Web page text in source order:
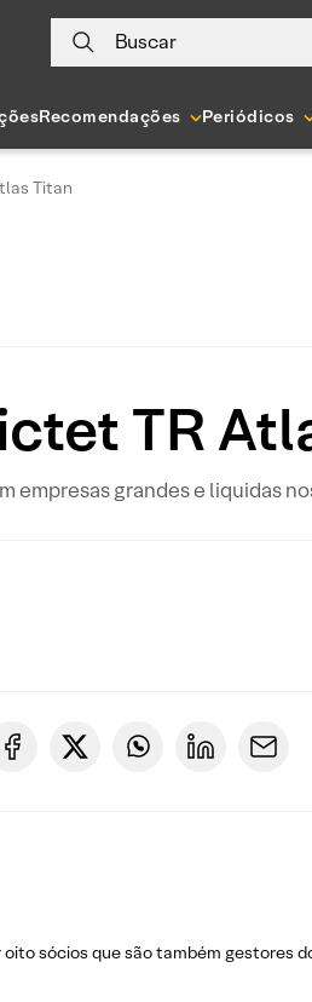
Buscar
Recomendações Periódicos
Titan
TR
grandes e liquidas
sócios que são também gestores